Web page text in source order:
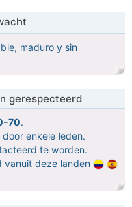
maduro y sin
gerespecteerd
70.
enkele leden.
te worden.
vanuit deze landen